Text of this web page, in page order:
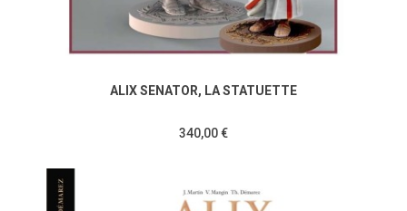
ALIX SENATOR, LA STATUETTE
340,00 €